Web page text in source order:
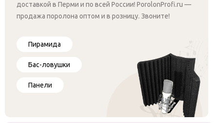
доставкой в Перми и по всей России! PorolonProfi.ru —
продажа поролона оптом и в розницу. Звоните!
Пирамида
Бас-ловушки
Панели